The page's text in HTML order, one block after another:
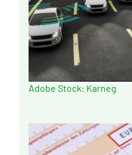
Adobe Stock: Karneg